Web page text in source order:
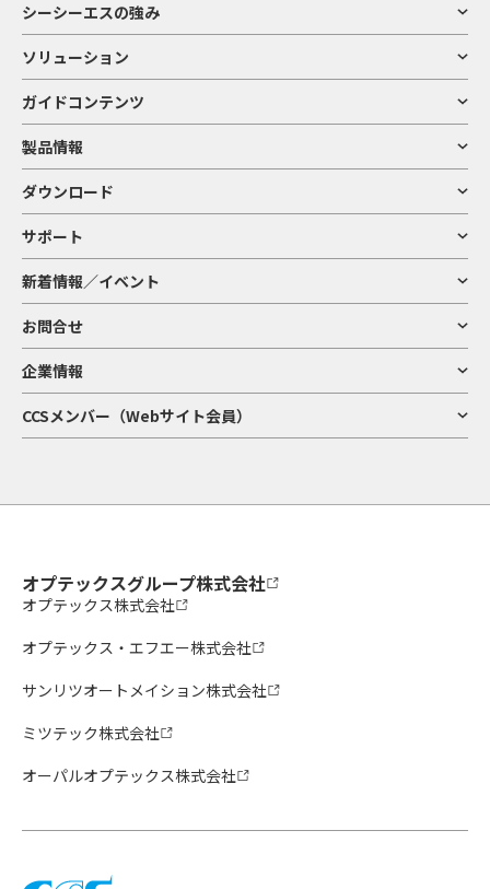
シーシーエスの強み
ソリューション
ガイドコンテンツ
製品情報
ダウンロード
サポート
新着情報／イベント
お問合せ
企業情報
CCSメンバー（Webサイト会員）
オプテックスグループ株式会社
オプテックス株式会社
オプテックス・エフエー株式会社
サンリツオートメイション株式会社
ミツテック株式会社
オーパルオプテックス株式会社